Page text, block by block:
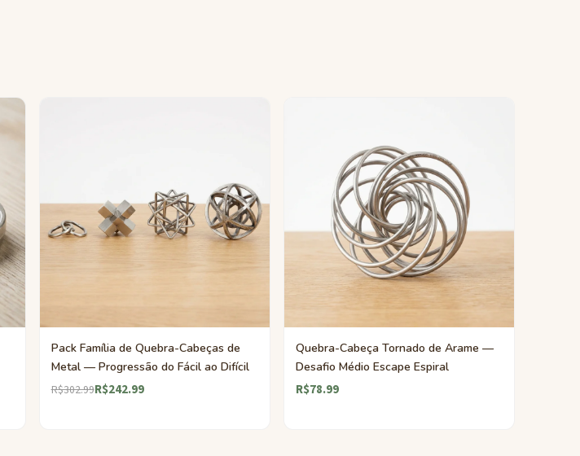
Pack Família de Quebra-Cabeças de
Metal — Progressão do Fácil ao Difícil
R$302.99R$242.99
Quebra-Cabeça Tornado de Arame —
Desafio Médio Escape Espiral
R$78.99